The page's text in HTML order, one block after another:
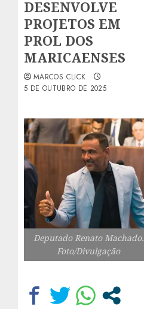
DESENVOLVE
PROJETOS EM
PROL DOS
MARICAENSES
MARCOS CLICK
5 DE OUTUBRO DE 2025
Deputado Renato Machado.
Foto/Divulgação